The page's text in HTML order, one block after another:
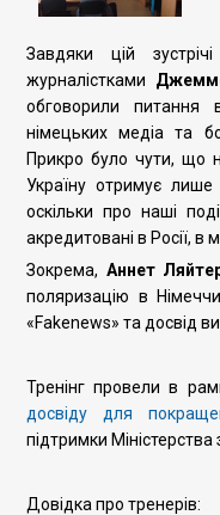
Завдяки цій
журналістками
обговорили питання
німецьких медіа та
Прикро було чути, що
Україну отримує лише
оскільки про наші
акредитовані в Росії, в
Зокрема, Аннет
поляризацію в
«Fakenews» та досвід
Тренінг провели в
досвіду для
підтримки
Довідка про тренерів: